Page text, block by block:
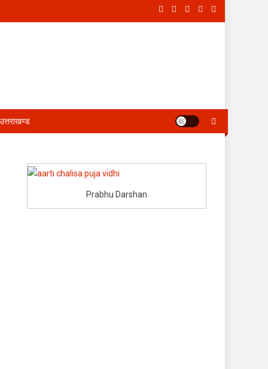
उत्तराखण्ड
Prabhu Darshan